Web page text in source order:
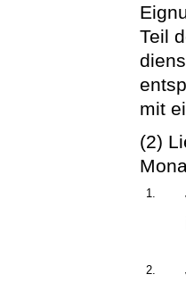
Teil
mit
(2)
1.
2.